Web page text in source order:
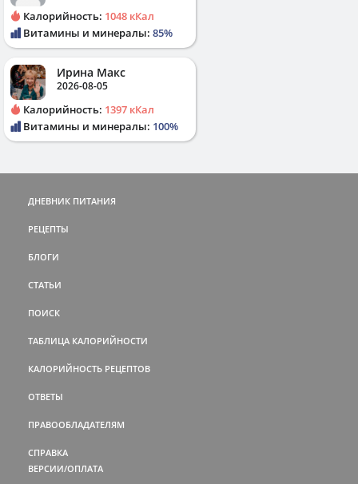
Калорийность: 1048 кКал
Витамины и минералы: 85%
Ирина Макс
2026-08-05
Калорийность: 1397 кКал
Витамины и минералы: 100%
ДНЕВНИК ПИТАНИЯ
РЕЦЕПТЫ
БЛОГИ
СТАТЬИ
ПОИСК
ТАБЛИЦА КАЛОРИЙНОСТИ
КАЛОРИЙНОСТЬ РЕЦЕПТОВ
ОТВЕТЫ
ПРАВООБЛАДАТЕЛЯМ
СПРАВКА
ВЕРСИИ/ОПЛАТА